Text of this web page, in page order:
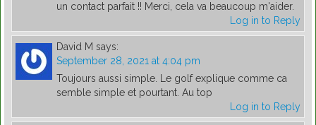
un contact parfait !! Merci, cela va beaucoup m'aider.
Log in to Reply
David M says:
September 28, 2021 at 4:04 pm
Toujours aussi simple. Le golf explique comme ca
semble simple et pourtant. Au top
Log in to Reply